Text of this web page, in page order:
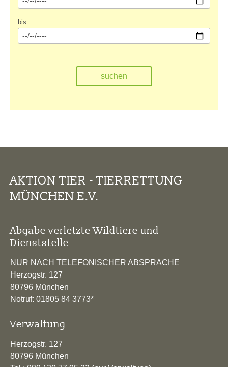
bis:
AKTION TIER - TIERRETTUNG
MÜNCHEN E.V.
Abgabe verletzte Wildtiere und
Dienststelle
NUR NACH TELEFONISCHER ABSPRACHE
Herzogstr. 127
80796 München
Notruf: 01805 84 3773*
Verwaltung
Herzogstr. 127
80796 München